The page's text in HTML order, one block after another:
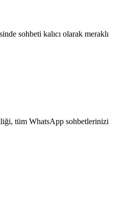
sohbeti kalıcı olarak meraklı
tüm WhatsApp sohbetlerinizi